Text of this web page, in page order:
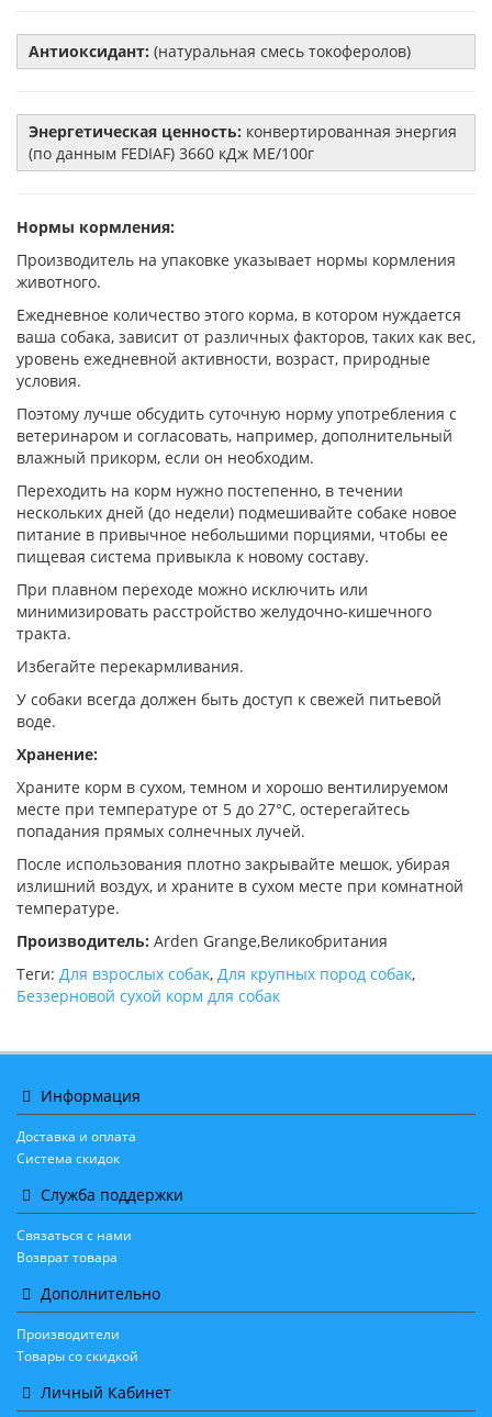
Антиоксидант: (натуральная смесь токоферолов)
Энергетическая ценность: конвертированная энергия
(по данным FEDIAF) 3660 кДж ME/100г
Нормы кормления:
Производитель на упаковке указывает нормы кормления
животного.
Ежедневное количество этого корма, в котором нуждается
ваша собака, зависит от различных факторов, таких как вес,
уровень ежедневной активности, возраст, природные
условия.
Поэтому лучше обсудить суточную норму употребления с
ветеринаром и согласовать, например, дополнительный
влажный прикорм, если он необходим.
Переходить на корм нужно постепенно, в течении
нескольких дней (до недели) подмешивайте собаке новое
питание в привычное небольшими порциями, чтобы ее
пищевая система привыкла к новому составу.
При плавном переходе можно исключить или
минимизировать расстройство желудочно-кишечного
тракта.
Избегайте перекармливания.
У собаки всегда должен быть доступ к свежей питьевой
воде.
Хранение:
Храните корм в сухом, темном и хорошо вентилируемом
месте при температуре от 5 до 27°С, остерегайтесь
попадания прямых солнечных лучей.
После использования плотно закрывайте мешок, убирая
излишний воздух, и храните в сухом месте при комнатной
температуре.
Производитель: Arden Grange,Великобритания
Теги: Для взрослых собак, Для крупных пород собак,
Беззерновой сухой корм для собак
Информация
Доставка и оплата
Система скидок
Служба поддержки
Связаться с нами
Возврат товара
Дополнительно
Производители
Товары со скидкой
Личный Кабинет